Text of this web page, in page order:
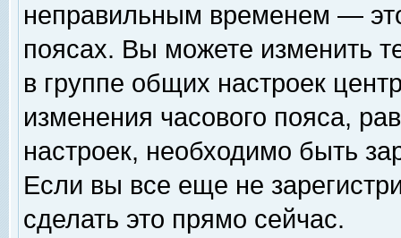
неправильным временем —
поясах. Вы можете изменить
в группе общих настроек
изменения часового пояса,
настроек, необходимо быть
Если вы все еще не
сделать это прямо сейчас.